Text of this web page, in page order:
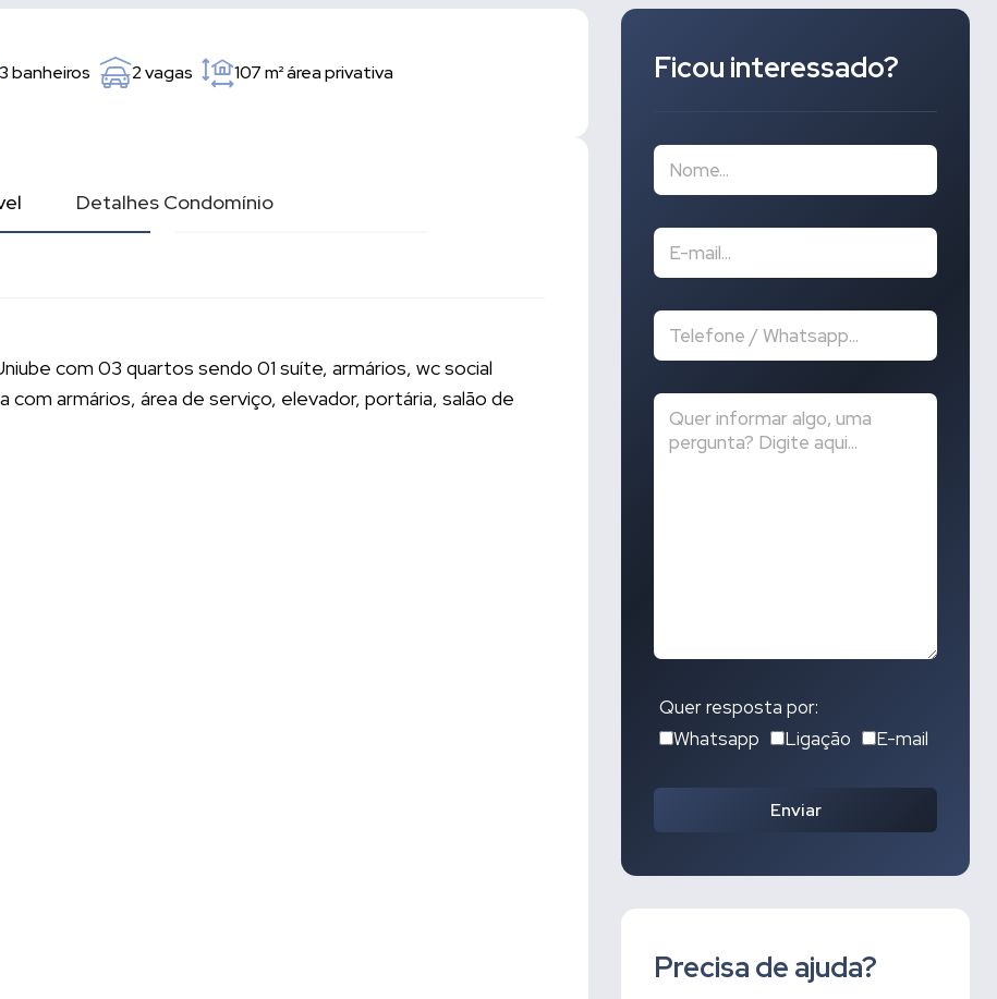
banheiros 2 vagas 107 m²área privativa
Detalhes Condomínio
com 03 quartos sendo 01 suíte, armários, wc social
com armários, área de serviço, elevador, portária, salão de
Ficou interessado?
Quer resposta por:
Whatsapp
Ligação E-mail
Enviar
Precisa de ajuda?